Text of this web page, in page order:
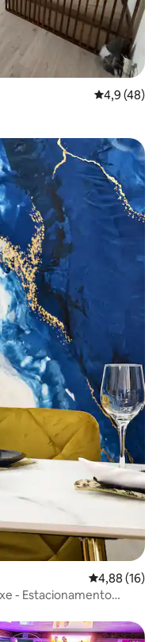
4,9 de uma
4,9 (48)
4,88 de uma
4,88 (16)
- Estacionamento